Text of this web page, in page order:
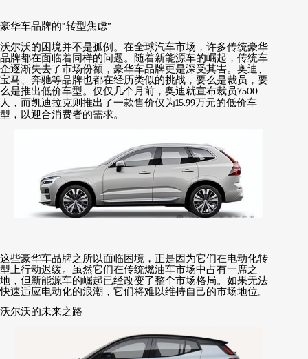
豪华车品牌的“转型焦虑”
沃尔沃的困境并不是孤例。在全球汽车市场，许多传统豪华
品牌都在面临着同样的问题。随着新能源车的崛起，传统车
企逐渐失去了市场份额，豪华车品牌更是深受其害。奥迪、
宝马、奔驰等品牌也都在经历类似的挑战，要么是裁员，要
么是推出低价车型。仅仅几个月前，奥迪就宣布裁员7500
人，而凯迪拉克则推出了一款售价仅为15.99万元的低价车
型，以迎合消费者的需求。
这些豪华车品牌之所以面临困境，正是因为它们在电动化转
型上行动迟缓。虽然它们在传统燃油车市场中占有一席之
地，但新能源车的崛起已经改变了整个市场格局。如果无法
快速适应电动化的浪潮，它们将难以维持自己的市场地位。
沃尔沃的未来之路